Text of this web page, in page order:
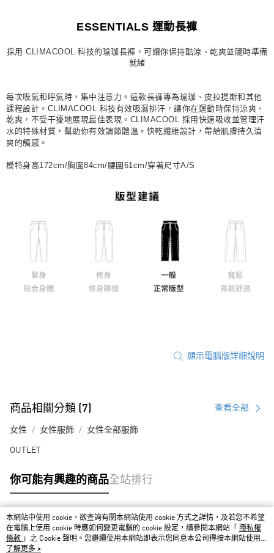
每筆NT$80，滿NT$1,500(含以上)免運費
每筆NT$80，滿NT$1,500(含以上)免運費
每筆NT$80，滿NT$1,500(含以上)免運費
ESSENTIALS 運動長褲
採用 CLIMACOOL 科技的瑜珈長褲，可讓你保持酷涼、乾爽並隨時準備
就緒
每次吸氣和呼氣時，集中注意力。這款長褲專為瑜珈、皮拉提斯和其他
課程設計。CLIMACOOL 科技有效吸濕排汗，讓你在運動時保持涼爽、
乾爽，不受干擾地展現最佳表現。CLIMACOOL 採用快速吸收並管理汗
水的特殊材質，幫助你有效調節體溫。快乾纖維設計，帶給肌膚持久清
爽的觸感。
模特身高172cm/胸圍84cm/腰圍61cm/穿著尺寸A/S
顯示電腦版詳細說明
商品相關分類 (7) 查看全部
女性 女性服飾 女性全部服飾
OUTLET
你可能有興趣的商品全站排行
熱門標籤
本網站中使用 cookie，欲查詢有關本網站使用 cookie 方式之詳情，及若您不希望
在電腦上使用 cookie 時應如何變更電腦的 cookie 設定，請參閱本網站「
隱私權
條款 」之 Cookie 聲明。您繼續使用本網站即表示您同意本公司得按本網站使用條
款之 Cookie 聲明使用 cookie。
了解更多 >